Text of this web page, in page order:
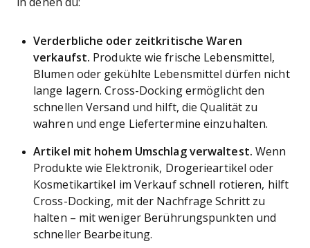
in denen du:
Verderbliche oder zeitkritische Waren
verkaufst. Produkte wie frische Lebensmittel,
Blumen oder gekühlte Lebensmittel dürfen nicht
lange lagern. Cross-Docking ermöglicht den
schnellen Versand und hilft, die Qualität zu
wahren und enge Liefertermine einzuhalten.
Artikel mit hohem Umschlag verwaltest. Wenn
Produkte wie Elektronik, Drogerieartikel oder
Kosmetikartikel im Verkauf schnell rotieren, hilft
Cross-Docking, mit der Nachfrage Schritt zu
halten – mit weniger Berührungspunkten und
schneller Bearbeitung.